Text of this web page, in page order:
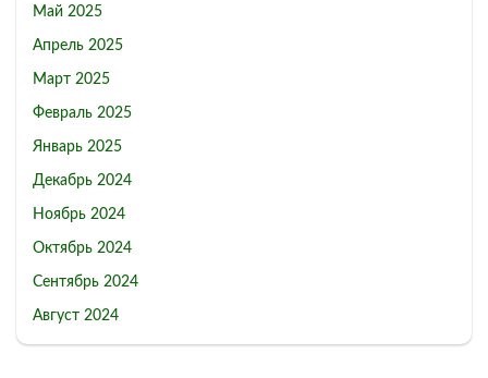
Май 2025
Апрель 2025
Март 2025
Февраль 2025
Январь 2025
Декабрь 2024
Ноябрь 2024
Октябрь 2024
Сентябрь 2024
Август 2024